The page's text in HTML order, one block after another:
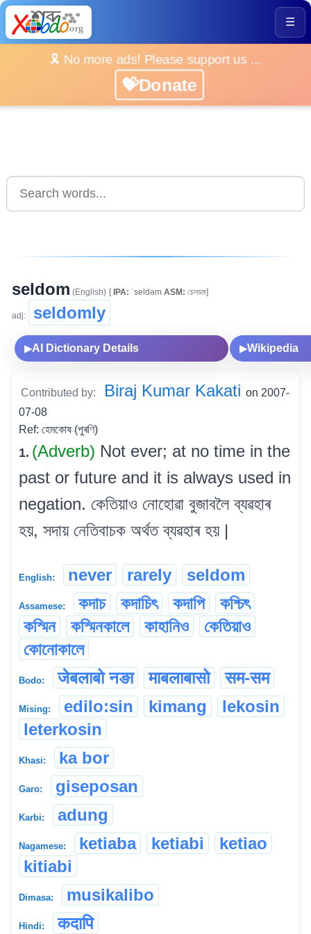
☰
🎗️ No more ads! Please support us ...
💝Donate
seldom (English) [IPA: ˈseldəm ASM: চেলডম]
adj: seldomly
▶AI Dictionary Details ▶Wikipedia
Contributed by: Biraj Kumar Kakati on 2007-
07-08
Ref: হেমকোষ (পুৰণি)
1. (Adverb) Not ever; at no time in the
past or future and it is always used in
negation. কেতিয়াও নোহোৱা বুজাবলৈ ব্যৱহাৰ
হয়, সদায় নেতিবাচক অৰ্থত ব্যৱহাৰ হয় |
English: never rarely seldom
Assamese: কদাচ কদাচিৎ কদাপি
কশ্চিৎ
কস্মিন
কস্মিনকালে কাহানিও
কেতিয়াও
কোনোকালে
Bodo: जेबलाबो नङा माबलाबासो सम-सम
Mising: edilo:sin kimang
lekosin
leterkosin
Khasi: ka bor
Garo: giseposan
Karbi: adung
Nagamese: ketiaba ketiabi
ketiao
kitiabi
Dimasa: musikalibo
Hindi: कदापि